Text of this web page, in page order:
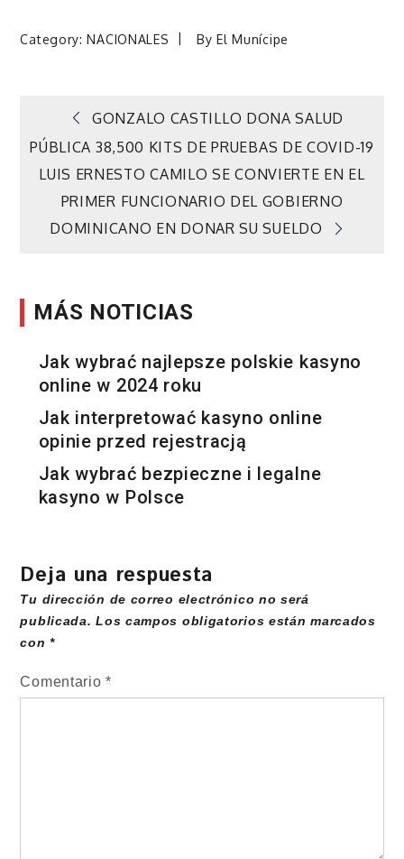
Category:NACIONALES ByEl Munícipe
Navegación
de
entradas
GONZALO CASTILLO DONA SALUD
PÚBLICA 38,500 KITS DE PRUEBAS DE COVID-19
LUIS ERNESTO CAMILO SE CONVIERTE EN EL
PRIMER FUNCIONARIO DEL GOBIERNO
DOMINICANO EN DONAR SU SUELDO
MÁS NOTICIAS
Jak wybrać najlepsze polskie kasyno
online w 2024 roku
Jak interpretować kasyno online
opinie przed rejestracją
Jak wybrać bezpieczne i legalne
kasyno w Polsce
Deja una respuesta
Tu dirección de correo electrónico no será
publicada. Los campos obligatorios están marcados
con*
Comentario*